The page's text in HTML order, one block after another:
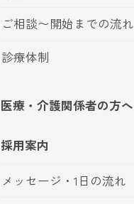
ご相談〜開始までの流れ
診療体制
医療・介護関係者の方へ
採用案内
メッセージ・1日の流れ